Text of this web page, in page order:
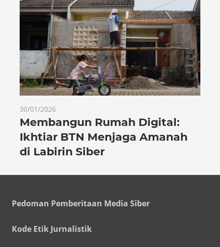
30/01/2026
Membangun Rumah Digital:
Ikhtiar BTN Menjaga Amanah
di Labirin Siber
Pedoman Pemberitaan Media Siber
Kode Etik Jurnalistik